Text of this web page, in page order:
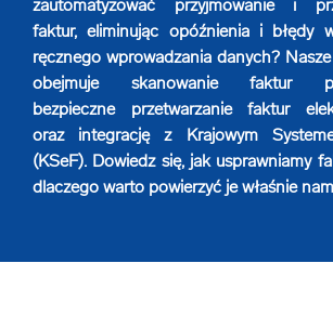
Niszczenie dysków
Niszczenie nośników cyfrowych
Mobilne niszczenie dokumentów
Bezpieczny transport archiwów
Transport teczek osobowych
Obsługa archiwum zakładowego
Robotic Process Automation
zautomatyzować przyjmowanie i
faktur, eliminując opóźnienia i błędy
ręcznego wprowadzania danych?
obejmuje skanowanie faktur
bezpieczne przetwarzanie faktur
oraz integrację z Krajowym
(KSeF). Dowiedz się, jak usprawniamy
dlaczego warto powierzyć je właśnie